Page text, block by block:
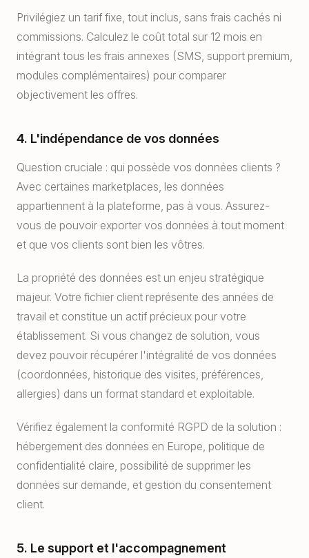
Privilégiez un tarif fixe, tout inclus, sans frais cachés ni
commissions. Calculez le coût total sur 12 mois en
intégrant tous les frais annexes (SMS, support premium,
modules complémentaires) pour comparer
objectivement les offres.
4. L'indépendance de vos données
Question cruciale : qui possède vos données clients ?
Avec certaines marketplaces, les données
appartiennent à la plateforme, pas à vous. Assurez-
vous de pouvoir exporter vos données à tout moment
et que vos clients sont bien les vôtres.
La propriété des données est un enjeu stratégique
majeur. Votre fichier client représente des années de
travail et constitue un actif précieux pour votre
établissement. Si vous changez de solution, vous
devez pouvoir récupérer l'intégralité de vos données
(coordonnées, historique des visites, préférences,
allergies) dans un format standard et exploitable.
Vérifiez également la conformité RGPD de la solution :
hébergement des données en Europe, politique de
confidentialité claire, possibilité de supprimer les
données sur demande, et gestion du consentement
client.
5. Le support et l'accompagnement